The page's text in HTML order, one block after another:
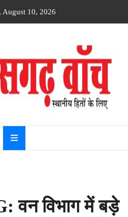
August 10, 2026
watch
वन विभाग में बड़े